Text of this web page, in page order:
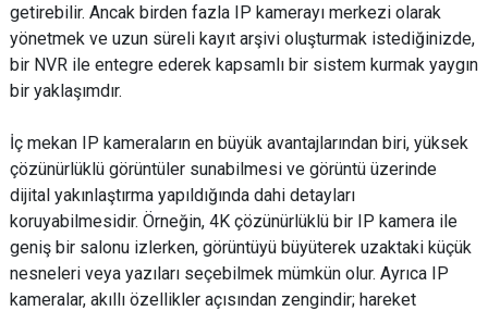
getirebilir. Ancak birden fazla IP kamerayı merkezi olarak
yönetmek ve uzun süreli kayıt arşivi oluşturmak istediğinizde,
bir NVR ile entegre ederek kapsamlı bir sistem kurmak yaygın
bir yaklaşımdır.
İç mekan IP kameraların en büyük avantajlarından biri, yüksek
çözünürlüklü görüntüler sunabilmesi ve görüntü üzerinde
dijital yakınlaştırma yapıldığında dahi detayları
koruyabilmesidir. Örneğin, 4K çözünürlüklü bir IP kamera ile
geniş bir salonu izlerken, görüntüyü büyüterek uzaktaki küçük
nesneleri veya yazıları seçebilmek mümkün olur. Ayrıca IP
kameralar, akıllı özellikler açısından zengindir; hareket